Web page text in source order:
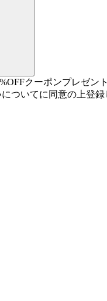
クーポンプレゼ
ついてに同意の上登